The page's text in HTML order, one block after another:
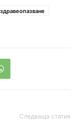
здравеопазване
Следваща статия